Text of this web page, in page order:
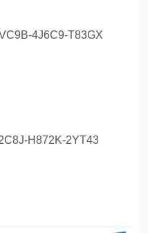
4J6C9-T83GX
H872K-2YT43